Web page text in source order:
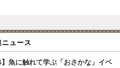
ニュース
】魚に触れて学ぶ「おさかな」イベ